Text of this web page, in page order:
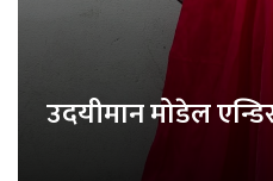
उदयीमान मोडेल